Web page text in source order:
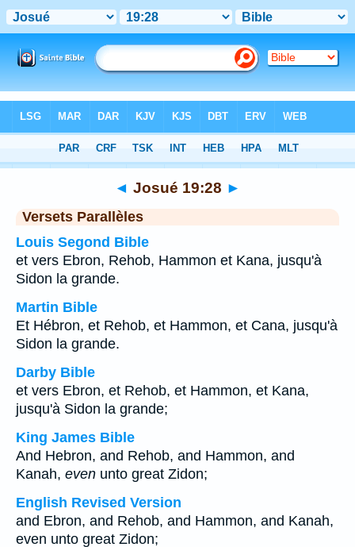
Chapitre 19> Verset 28
◄ Josué 19:28 ►
Versets Parallèles
Louis Segond Bible
et vers Ebron, Rehob, Hammon et Kana, jusqu'à
Sidon la grande.
Martin Bible
Et Hébron, et Rehob, et Hammon, et Cana, jusqu'à
Sidon la grande.
Darby Bible
et vers Ebron, et Rehob, et Hammon, et Kana,
jusqu'à Sidon la grande;
King James Bible
And Hebron, and Rehob, and Hammon, and
Kanah, even unto great Zidon;
English Revised Version
and Ebron, and Rehob, and Hammon, and Kanah,
even unto great Zidon;